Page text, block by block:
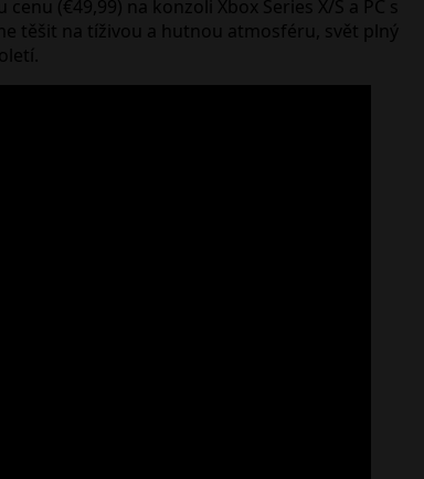
(€49,99) na konzoli Xbox Series X/S a PC s
těšit na tíživou a hutnou atmosféru, svět plný